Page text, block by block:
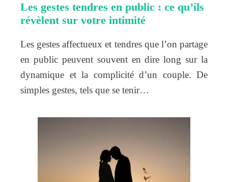
Les gestes tendres en public : ce qu’ils
révèlent sur votre intimité
Les gestes affectueux et tendres que l’on partage
en public peuvent souvent en dire long sur la
dynamique et la complicité d’un couple. De
simples gestes, tels que se tenir…